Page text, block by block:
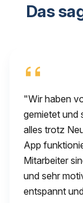
Das
"Wir haben
gemietet und
alles trotz
App
Mitarbeiter
und sehr
entspannt